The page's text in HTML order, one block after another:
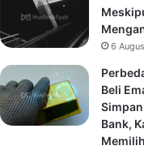
6
Beli
Bank,